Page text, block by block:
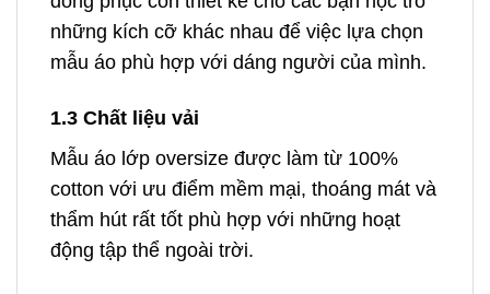
những kích cỡ khác nhau để việc lựa chọn
mẫu áo phù hợp với dáng người của mình.
1.3 Chất liệu vải
Mẫu áo lớp oversize được làm từ 100%
cotton với ưu điểm mềm mại, thoáng mát và
thẩm hút rất tốt phù hợp với những hoạt
động tập thể ngoài trời.